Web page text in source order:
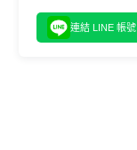
連結 LINE 帳號